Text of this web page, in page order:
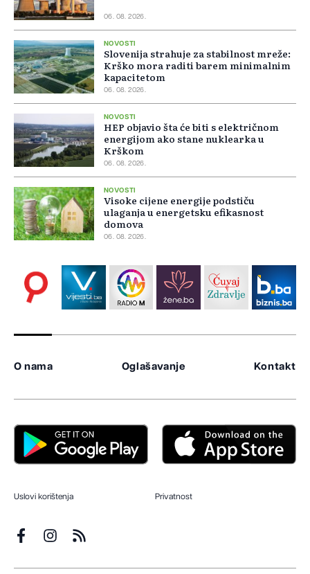
06. 08. 2026.
NOVOSTI
Slovenija strahuje za stabilnost mreže:
Krško mora raditi barem minimalnim
kapacitetom
06. 08. 2026.
NOVOSTI
HEP objavio šta će biti s električnom
energijom ako stane nuklearka u
Krškom
06. 08. 2026.
NOVOSTI
Visoke cijene energije podstiču
ulaganja u energetsku efikasnost
domova
06. 08. 2026.
O nama Oglašavanje Kontakt
Uslovi korištenja Privatnost